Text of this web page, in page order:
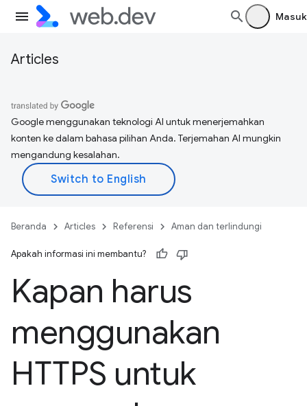
Masuk
Articles
Google menggunakan teknologi AI untuk menerjemahkan
konten ke dalam bahasa pilihan Anda. Terjemahan AI mungkin
mengandung kesalahan.
Beranda Articles Referensi Aman dan terlindungi
Apakah informasi ini membantu?
Kapan harus
menggunakan
HTTPS untuk